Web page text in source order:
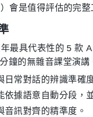
會是值得評估的完整
最具代表性的 5 款
鐘的無雜音課堂演講
日常對話的辨識準確
依據語意自動分段，
音訊對齊的精準度。